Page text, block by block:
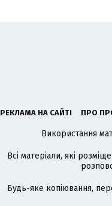
РЕКЛАМА НА САЙТІ ПРО
Використання
Всі матеріали, які
Будь-яке копіювання,